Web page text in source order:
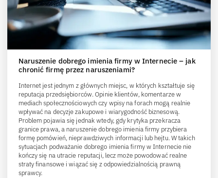
Naruszenie dobrego imienia firmy w Internecie – jak
chronić firmę przez naruszeniami?
Internet jest jednym z głównych miejsc, w których kształtuje się
reputacja przedsiębiorców. Opinie klientów, komentarze w
mediach społecznościowych czy wpisy na forach mogą realnie
wpływać na decyzje zakupowe i wiarygodność biznesową.
Problem pojawia się jednak wtedy, gdy krytyka przekracza
granice prawa, a naruszenie dobrego imienia firmy przybiera
formę pomówień, nieprawdziwych informacji lub hejtu. W takich
sytuacjach podważanie dobrego imienia firmy w Internecie nie
kończy się na utracie reputacji, lecz może powodować realne
straty finansowe i wiązać się z odpowiedzialnością prawną
sprawcy.